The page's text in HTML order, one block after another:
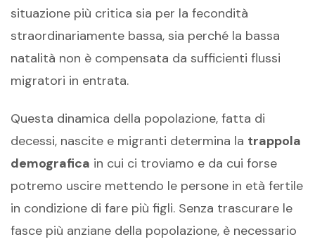
situazione più critica sia per la fecondità
straordinariamente bassa, sia perché la bassa
natalità non è compensata da sufficienti flussi
migratori in entrata.
Questa dinamica della popolazione, fatta di
decessi, nascite e migranti determina la trappola
demografica in cui ci troviamo e da cui forse
potremo uscire mettendo le persone in età fertile
in condizione di fare più figli. Senza trascurare le
fasce più anziane della popolazione, è necessario